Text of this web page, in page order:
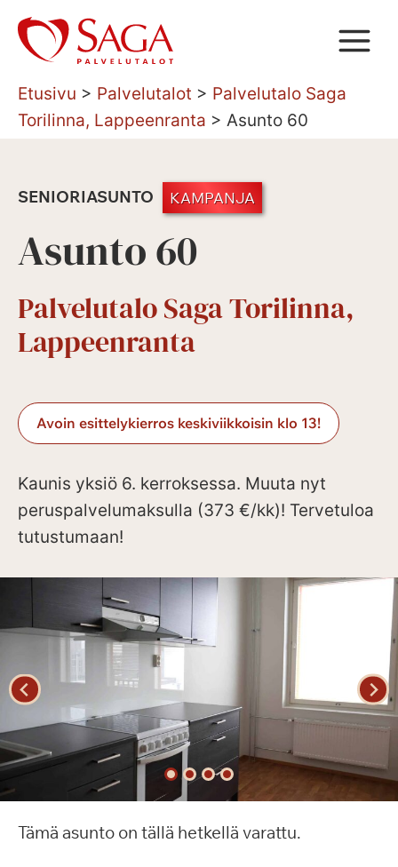
Siirry
sisältöön
Etusivu > Palvelutalot > Palvelutalo Saga
Torilinna, Lappeenranta > Asunto 60
SENIORIASUNTO KAMPANJA
Asunto 60
Palvelutalo Saga Torilinna,
Lappeenranta
Avoin esittelykierros keskiviikkoisin klo 13!
Kaunis yksiö 6. kerroksessa. Muuta nyt
peruspalvelumaksulla (373 €/kk)! Tervetuloa
tutustumaan!
Tämä asunto on tällä hetkellä varattu.